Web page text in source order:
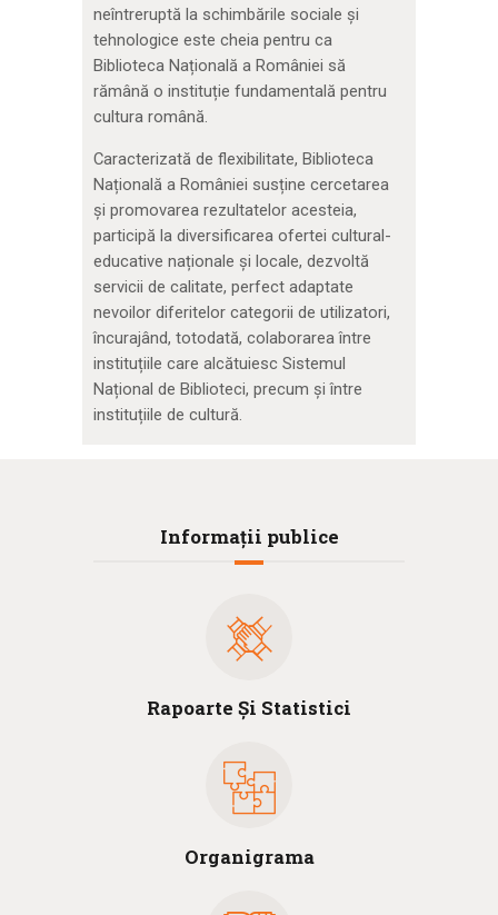
neîntreruptă la schimbările sociale și
tehnologice este cheia pentru ca
Biblioteca Națională a României să
rămână o instituție fundamentală pentru
cultura română.
Caracterizată de flexibilitate, Biblioteca
Națională a României susține cercetarea
și promovarea rezultatelor acesteia,
participă la diversificarea ofertei cultural-
educative naționale și locale, dezvoltă
servicii de calitate, perfect adaptate
nevoilor diferitelor categorii de utilizatori,
încurajând, totodată, colaborarea între
instituțiile care alcătuiesc Sistemul
Național de Biblioteci, precum și între
instituțiile de cultură.
Informații publice
Rapoarte Și Statistici
Organigrama